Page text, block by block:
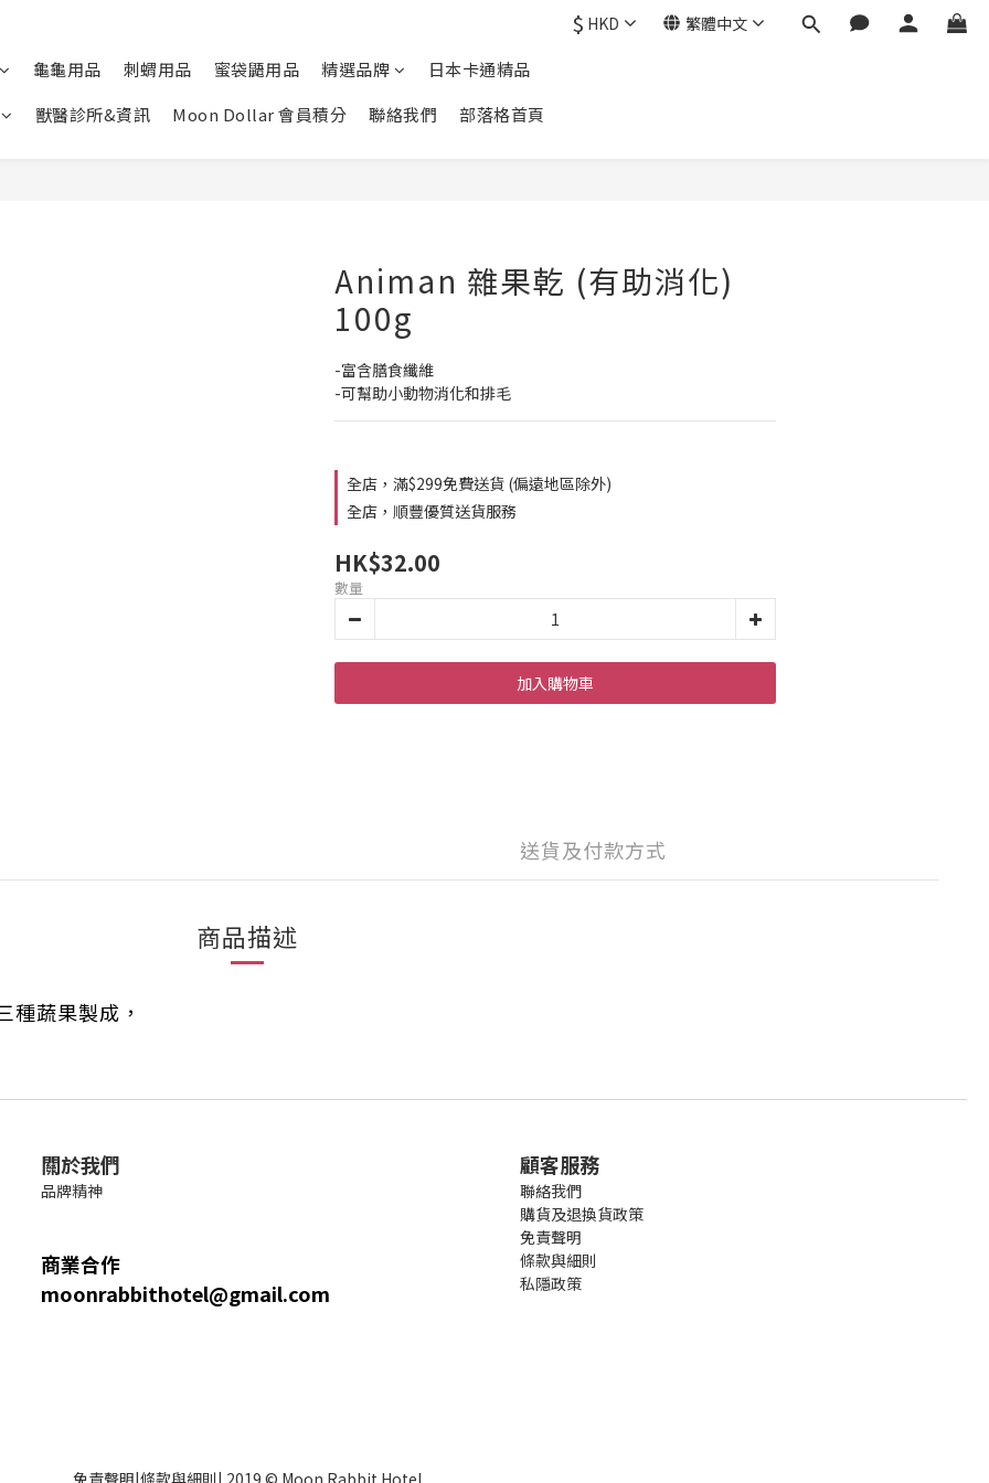
$ HKD 繁體中文
龜龜用品 刺蝟用品 蜜袋鼯用品 精選品牌
日本卡通精品
獸醫診所&資訊
Moon Dollar 會員積分 聯絡我們 部落格首頁
Animan 雜果乾 (有助消化)
100g
-富含膳食纖維
-可幫助小動物消化和排毛
全店，滿$299免費送貨 (偏遠地區除外)
全店，順豐優質送貨服務
HK$32.00
數量
加入購物車
送貨及付款方式
商品描述
蔬果製成，
關於我們
品牌精神
商業合作
moonrabbithotel@gmail.com
顧客服務
聯絡我們
購貨及退換貨政策
免責聲明
條款與細則
私隱政策
免責聲明|條款與細則| 2019 © Moon Rabbit Hotel